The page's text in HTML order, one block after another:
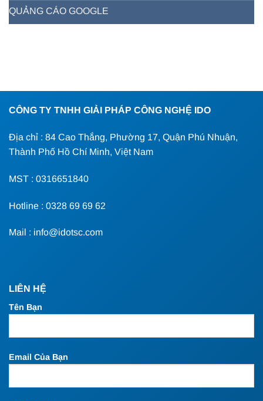
QUẢNG CÁO GOOGLE
CÔNG TY TNHH GIẢI PHÁP CÔNG NGHỆ IDO
Địa chỉ : 84 Cao Thắng, Phường 17, Quận Phú Nhuận,
Thành Phố Hồ Chí Minh, Việt Nam
MST : 0316651840
Hotline : 0328 69 69 62
Mail : info@idotsc.com
LIÊN HỆ
Tên Bạn
Email Của Bạn